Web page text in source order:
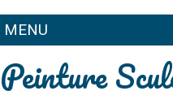
MENU
Peinture